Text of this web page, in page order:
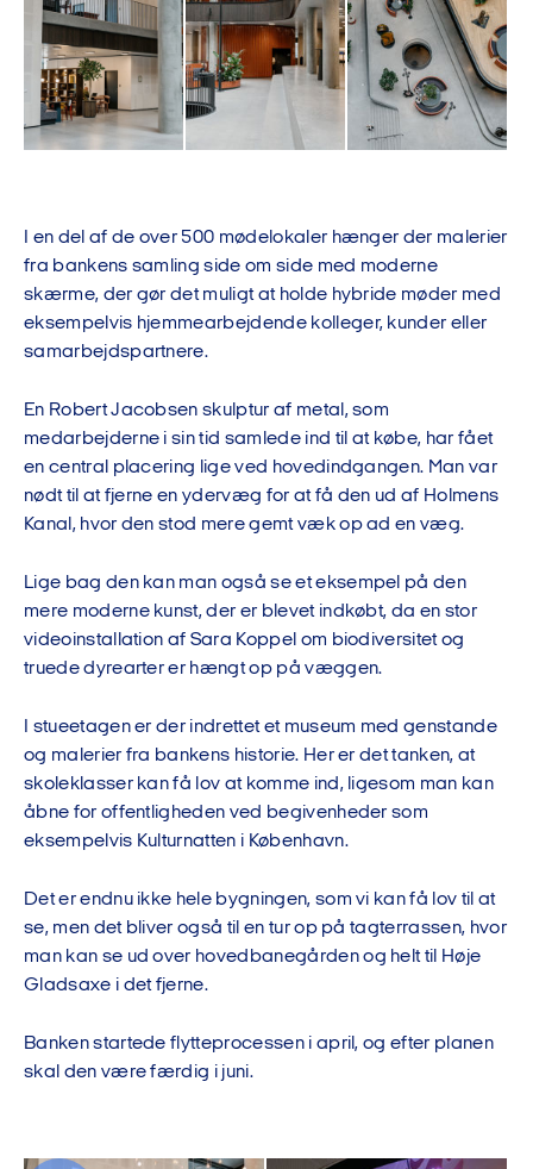
I en del af de over 500 mødelokaler hænger der malerier
fra bankens samling side om side med moderne
skærme, der gør det muligt at holde hybride møder med
eksempelvis hjemmearbejdende kolleger, kunder eller
samarbejdspartnere.
En Robert Jacobsen skulptur af metal, som
medarbejderne i sin tid samlede ind til at købe, har fået
en central placering lige ved hovedindgangen. Man var
nødt til at fjerne en ydervæg for at få den ud af Holmens
Kanal, hvor den stod mere gemt væk op ad en væg.
Lige bag den kan man også se et eksempel på den
mere moderne kunst, der er blevet indkøbt, da en stor
videoinstallation af Sara Koppel om biodiversitet og
truede dyrearter er hængt op på væggen.
I stueetagen er der indrettet et museum med genstande
og malerier fra bankens historie. Her er det tanken, at
skoleklasser kan få lov at komme ind, ligesom man kan
åbne for offentligheden ved begivenheder som
eksempelvis Kulturnatten i København.
Det er endnu ikke hele bygningen, som vi kan få lov til at
se, men det bliver også til en tur op på tagterrassen, hvor
man kan se ud over hovedbanegården og helt til Høje
Gladsaxe i det fjerne.
Banken startede flytteprocessen i april, og efter planen
skal den være færdig i juni.